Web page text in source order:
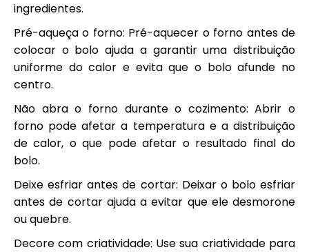
ingredientes.
Pré-aqueça o forno: Pré-aquecer o forno antes de
colocar o bolo ajuda a garantir uma distribuição
uniforme do calor e evita que o bolo afunde no
centro.
Não abra o forno durante o cozimento: Abrir o
forno pode afetar a temperatura e a distribuição
de calor, o que pode afetar o resultado final do
bolo.
Deixe esfriar antes de cortar: Deixar o bolo esfriar
antes de cortar ajuda a evitar que ele desmorone
ou quebre.
Decore com criatividade: Use sua criatividade para